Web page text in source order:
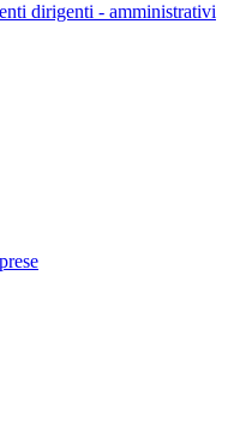
dirigenti - amministrativi